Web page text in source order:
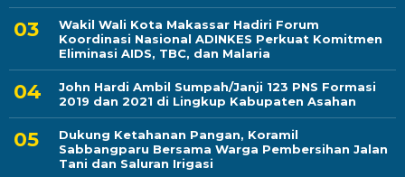
Wakil Wali Kota Makassar Hadiri Forum
Koordinasi Nasional ADINKES Perkuat Komitmen
Eliminasi AIDS, TBC, dan Malaria
John Hardi Ambil Sumpah/Janji 123 PNS Formasi
2019 dan 2021 di Lingkup Kabupaten Asahan
Dukung Ketahanan Pangan, Koramil
Sabbangparu Bersama Warga Pembersihan Jalan
Tani dan Saluran Irigasi